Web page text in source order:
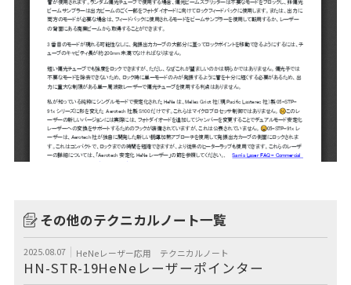
その他のテクニカルノート一覧
2025.08.07 HeNeレーザー応用 テクニカルノート
HN-STR-19HeNeレーザーポインター